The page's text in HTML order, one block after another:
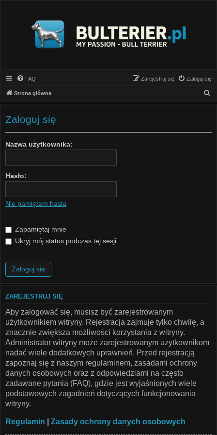
FAQ Zaloguj się
Zarejestruj się
Strona główna
z
Zaloguj się
Nazwa użytkownika:
Hasło:
Nie pamiętam hasła
Zapamiętaj mnie
Ukryj mój status podczas tej sesji
ZAREJESTRUJ SIĘ
Aby zalogować się, musisz być zarejestrowanym
użytkownikiem witryny. Rejestracja zajmuje tylko chwilę, a
znacznie zwiększa możliwości korzystania z witryny.
Administrator witryny może zarejestrowanym użytkownikom
nadać wiele dodatkowych uprawnień. Przed rejestracją
zapoznaj się z naszym regulaminem, zasadami ochrony
danych osobowych oraz z odpowiedziami na często
zadawane pytania (FAQ), gdzie jest wyjaśnionych wiele
podstawowych zagadnień dotyczących funkcjonowania
witryny.
Regulamin Zasady ochrony danych osobowych